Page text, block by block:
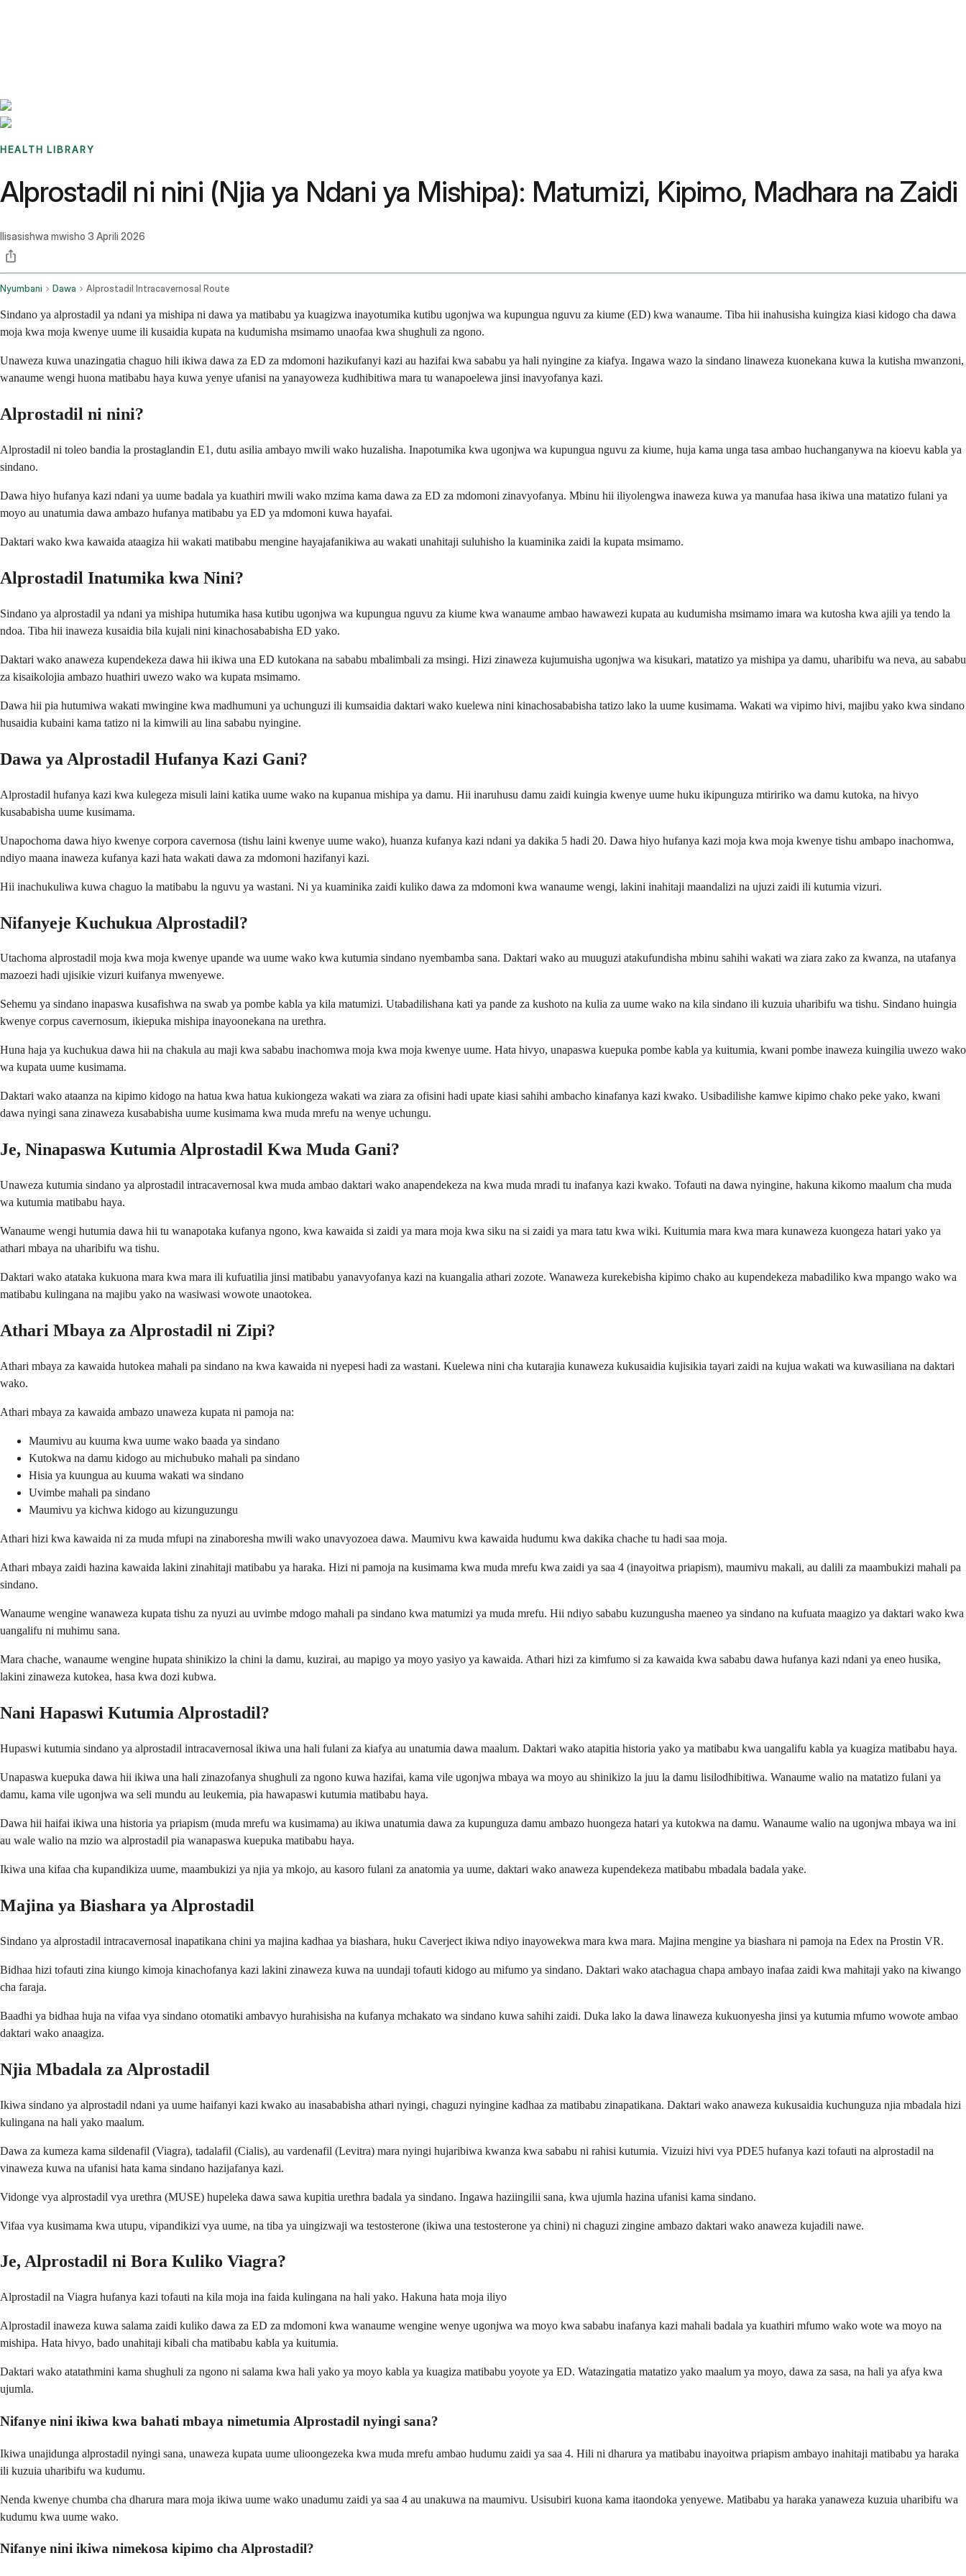
HEALTH LIBRARY
Alprostadil ni nini (Njia ya Ndani ya Mishipa): Matumizi, Kipimo, Madhara na Zaidi
Ilisasishwa mwisho 3 Aprili 2026
Nyumbani Dawa Alprostadil Intracavernosal Route
Sindano ya alprostadil ya ndani ya mishipa ni dawa ya matibabu ya kuagizwa inayotumika kutibu ugonjwa wa kupungua nguvu za kiume (ED) kwa wanaume. Tiba hii inahusisha kuingiza kiasi kidogo cha dawa
moja kwa moja kwenye uume ili kusaidia kupata na kudumisha msimamo unaofaa kwa shughuli za ngono.
Unaweza kuwa unazingatia chaguo hili ikiwa dawa za ED za mdomoni hazikufanyi kazi au hazifai kwa sababu ya hali nyingine za kiafya. Ingawa wazo la sindano linaweza kuonekana kuwa la kutisha mwanzoni,
wanaume wengi huona matibabu haya kuwa yenye ufanisi na yanayoweza kudhibitiwa mara tu wanapoelewa jinsi inavyofanya kazi.
Alprostadil ni nini?
Alprostadil ni toleo bandia la prostaglandin E1, dutu asilia ambayo mwili wako huzalisha. Inapotumika kwa ugonjwa wa kupungua nguvu za kiume, huja kama unga tasa ambao huchanganywa na kioevu kabla ya
sindano.
Dawa hiyo hufanya kazi ndani ya uume badala ya kuathiri mwili wako mzima kama dawa za ED za mdomoni zinavyofanya. Mbinu hii iliyolengwa inaweza kuwa ya manufaa hasa ikiwa una matatizo fulani ya
moyo au unatumia dawa ambazo hufanya matibabu ya ED ya mdomoni kuwa hayafai.
Daktari wako kwa kawaida ataagiza hii wakati matibabu mengine hayajafanikiwa au wakati unahitaji suluhisho la kuaminika zaidi la kupata msimamo.
Alprostadil Inatumika kwa Nini?
Sindano ya alprostadil ya ndani ya mishipa hutumika hasa kutibu ugonjwa wa kupungua nguvu za kiume kwa wanaume ambao hawawezi kupata au kudumisha msimamo imara wa kutosha kwa ajili ya tendo la
ndoa. Tiba hii inaweza kusaidia bila kujali nini kinachosababisha ED yako.
Daktari wako anaweza kupendekeza dawa hii ikiwa una ED kutokana na sababu mbalimbali za msingi. Hizi zinaweza kujumuisha ugonjwa wa kisukari, matatizo ya mishipa ya damu, uharibifu wa neva, au sababu
za kisaikolojia ambazo huathiri uwezo wako wa kupata msimamo.
Dawa hii pia hutumiwa wakati mwingine kwa madhumuni ya uchunguzi ili kumsaidia daktari wako kuelewa nini kinachosababisha tatizo lako la uume kusimama. Wakati wa vipimo hivi, majibu yako kwa sindano
husaidia kubaini kama tatizo ni la kimwili au lina sababu nyingine.
Dawa ya Alprostadil Hufanya Kazi Gani?
Alprostadil hufanya kazi kwa kulegeza misuli laini katika uume wako na kupanua mishipa ya damu. Hii inaruhusu damu zaidi kuingia kwenye uume huku ikipunguza mtiririko wa damu kutoka, na hivyo
kusababisha uume kusimama.
Unapochoma dawa hiyo kwenye corpora cavernosa (tishu laini kwenye uume wako), huanza kufanya kazi ndani ya dakika 5 hadi 20. Dawa hiyo hufanya kazi moja kwa moja kwenye tishu ambapo inachomwa,
ndiyo maana inaweza kufanya kazi hata wakati dawa za mdomoni hazifanyi kazi.
Hii inachukuliwa kuwa chaguo la matibabu la nguvu ya wastani. Ni ya kuaminika zaidi kuliko dawa za mdomoni kwa wanaume wengi, lakini inahitaji maandalizi na ujuzi zaidi ili kutumia vizuri.
Nifanyeje Kuchukua Alprostadil?
Utachoma alprostadil moja kwa moja kwenye upande wa uume wako kwa kutumia sindano nyembamba sana. Daktari wako au muuguzi atakufundisha mbinu sahihi wakati wa ziara zako za kwanza, na utafanya
mazoezi hadi ujisikie vizuri kuifanya mwenyewe.
Sehemu ya sindano inapaswa kusafishwa na swab ya pombe kabla ya kila matumizi. Utabadilishana kati ya pande za kushoto na kulia za uume wako na kila sindano ili kuzuia uharibifu wa tishu. Sindano huingia
kwenye corpus cavernosum, ikiepuka mishipa inayoonekana na urethra.
Huna haja ya kuchukua dawa hii na chakula au maji kwa sababu inachomwa moja kwa moja kwenye uume. Hata hivyo, unapaswa kuepuka pombe kabla ya kuitumia, kwani pombe inaweza kuingilia uwezo wako
wa kupata uume kusimama.
Daktari wako ataanza na kipimo kidogo na hatua kwa hatua kukiongeza wakati wa ziara za ofisini hadi upate kiasi sahihi ambacho kinafanya kazi kwako. Usibadilishe kamwe kipimo chako peke yako, kwani
dawa nyingi sana zinaweza kusababisha uume kusimama kwa muda mrefu na wenye uchungu.
Je, Ninapaswa Kutumia Alprostadil Kwa Muda Gani?
Unaweza kutumia sindano ya alprostadil intracavernosal kwa muda ambao daktari wako anapendekeza na kwa muda mradi tu inafanya kazi kwako. Tofauti na dawa nyingine, hakuna kikomo maalum cha muda
wa kutumia matibabu haya.
Wanaume wengi hutumia dawa hii tu wanapotaka kufanya ngono, kwa kawaida si zaidi ya mara moja kwa siku na si zaidi ya mara tatu kwa wiki. Kuitumia mara kwa mara kunaweza kuongeza hatari yako ya
athari mbaya na uharibifu wa tishu.
Daktari wako atataka kukuona mara kwa mara ili kufuatilia jinsi matibabu yanavyofanya kazi na kuangalia athari zozote. Wanaweza kurekebisha kipimo chako au kupendekeza mabadiliko kwa mpango wako wa
matibabu kulingana na majibu yako na wasiwasi wowote unaotokea.
Athari Mbaya za Alprostadil ni Zipi?
Athari mbaya za kawaida hutokea mahali pa sindano na kwa kawaida ni nyepesi hadi za wastani. Kuelewa nini cha kutarajia kunaweza kukusaidia kujisikia tayari zaidi na kujua wakati wa kuwasiliana na daktari
wako.
Athari mbaya za kawaida ambazo unaweza kupata ni pamoja na:
Maumivu au kuuma kwa uume wako baada ya sindano
Kutokwa na damu kidogo au michubuko mahali pa sindano
Hisia ya kuungua au kuuma wakati wa sindano
Uvimbe mahali pa sindano
Maumivu ya kichwa kidogo au kizunguzungu
Athari hizi kwa kawaida ni za muda mfupi na zinaboresha mwili wako unavyozoea dawa. Maumivu kwa kawaida hudumu kwa dakika chache tu hadi saa moja.
Athari mbaya zaidi hazina kawaida lakini zinahitaji matibabu ya haraka. Hizi ni pamoja na kusimama kwa muda mrefu kwa zaidi ya saa 4 (inayoitwa priapism), maumivu makali, au dalili za maambukizi mahali pa
sindano.
Wanaume wengine wanaweza kupata tishu za nyuzi au uvimbe mdogo mahali pa sindano kwa matumizi ya muda mrefu. Hii ndiyo sababu kuzungusha maeneo ya sindano na kufuata maagizo ya daktari wako kwa
uangalifu ni muhimu sana.
Mara chache, wanaume wengine hupata shinikizo la chini la damu, kuzirai, au mapigo ya moyo yasiyo ya kawaida. Athari hizi za kimfumo si za kawaida kwa sababu dawa hufanya kazi ndani ya eneo husika,
lakini zinaweza kutokea, hasa kwa dozi kubwa.
Nani Hapaswi Kutumia Alprostadil?
Hupaswi kutumia sindano ya alprostadil intracavernosal ikiwa una hali fulani za kiafya au unatumia dawa maalum. Daktari wako atapitia historia yako ya matibabu kwa uangalifu kabla ya kuagiza matibabu haya.
Unapaswa kuepuka dawa hii ikiwa una hali zinazofanya shughuli za ngono kuwa hazifai, kama vile ugonjwa mbaya wa moyo au shinikizo la juu la damu lisilodhibitiwa. Wanaume walio na matatizo fulani ya
damu, kama vile ugonjwa wa seli mundu au leukemia, pia hawapaswi kutumia matibabu haya.
Dawa hii haifai ikiwa una historia ya priapism (muda mrefu wa kusimama) au ikiwa unatumia dawa za kupunguza damu ambazo huongeza hatari ya kutokwa na damu. Wanaume walio na ugonjwa mbaya wa ini
au wale walio na mzio wa alprostadil pia wanapaswa kuepuka matibabu haya.
Ikiwa una kifaa cha kupandikiza uume, maambukizi ya njia ya mkojo, au kasoro fulani za anatomia ya uume, daktari wako anaweza kupendekeza matibabu mbadala badala yake.
Majina ya Biashara ya Alprostadil
Sindano ya alprostadil intracavernosal inapatikana chini ya majina kadhaa ya biashara, huku Caverject ikiwa ndiyo inayowekwa mara kwa mara. Majina mengine ya biashara ni pamoja na Edex na Prostin VR.
Bidhaa hizi tofauti zina kiungo kimoja kinachofanya kazi lakini zinaweza kuwa na uundaji tofauti kidogo au mifumo ya sindano. Daktari wako atachagua chapa ambayo inafaa zaidi kwa mahitaji yako na kiwango
cha faraja.
Baadhi ya bidhaa huja na vifaa vya sindano otomatiki ambavyo hurahisisha na kufanya mchakato wa sindano kuwa sahihi zaidi. Duka lako la dawa linaweza kukuonyesha jinsi ya kutumia mfumo wowote ambao
daktari wako anaagiza.
Njia Mbadala za Alprostadil
Ikiwa sindano ya alprostadil ndani ya uume haifanyi kazi kwako au inasababisha athari nyingi, chaguzi nyingine kadhaa za matibabu zinapatikana. Daktari wako anaweza kukusaidia kuchunguza njia mbadala hizi
kulingana na hali yako maalum.
Dawa za kumeza kama sildenafil (Viagra), tadalafil (Cialis), au vardenafil (Levitra) mara nyingi hujaribiwa kwanza kwa sababu ni rahisi kutumia. Vizuizi hivi vya PDE5 hufanya kazi tofauti na alprostadil na
vinaweza kuwa na ufanisi hata kama sindano hazijafanya kazi.
Vidonge vya alprostadil vya urethra (MUSE) hupeleka dawa sawa kupitia urethra badala ya sindano. Ingawa haziingilii sana, kwa ujumla hazina ufanisi kama sindano.
Vifaa vya kusimama kwa utupu, vipandikizi vya uume, na tiba ya uingizwaji wa testosterone (ikiwa una testosterone ya chini) ni chaguzi zingine ambazo daktari wako anaweza kujadili nawe.
Je, Alprostadil ni Bora Kuliko Viagra?
Alprostadil na Viagra hufanya kazi tofauti na kila moja ina faida kulingana na hali yako. Hakuna hata moja iliyo
Alprostadil inaweza kuwa salama zaidi kuliko dawa za ED za mdomoni kwa wanaume wengine wenye ugonjwa wa moyo kwa sababu inafanya kazi mahali badala ya kuathiri mfumo wako wote wa moyo na
mishipa. Hata hivyo, bado unahitaji kibali cha matibabu kabla ya kuitumia.
Daktari wako atatathmini kama shughuli za ngono ni salama kwa hali yako ya moyo kabla ya kuagiza matibabu yoyote ya ED. Watazingatia matatizo yako maalum ya moyo, dawa za sasa, na hali ya afya kwa
ujumla.
Nifanye nini ikiwa kwa bahati mbaya nimetumia Alprostadil nyingi sana?
Ikiwa unajidunga alprostadil nyingi sana, unaweza kupata uume ulioongezeka kwa muda mrefu ambao hudumu zaidi ya saa 4. Hili ni dharura ya matibabu inayoitwa priapism ambayo inahitaji matibabu ya haraka
ili kuzuia uharibifu wa kudumu.
Nenda kwenye chumba cha dharura mara moja ikiwa uume wako unadumu zaidi ya saa 4 au unakuwa na maumivu. Usisubiri kuona kama itaondoka yenyewe. Matibabu ya haraka yanaweza kuzuia uharibifu wa
kudumu kwa uume wako.
Nifanye nini ikiwa nimekosa kipimo cha Alprostadil?